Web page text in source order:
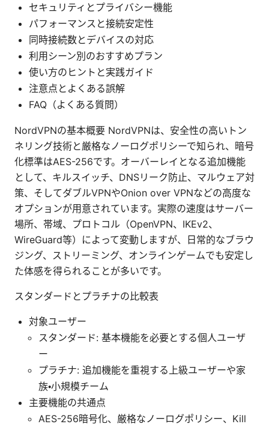
セキュリティとプライバシー機能
パフォーマンスと接続安定性
同時接続数とデバイスの対応
利用シーン別のおすすめプラン
使い方のヒントと実践ガイド
注意点とよくある誤解
FAQ（よくある質問）
NordVPNの基本概要 NordVPNは、安全性の高いトン
ネリング技術と厳格なノーログポリシーで知られ、暗号
化標準はAES-256です。オーバーレイとなる追加機能
として、キルスイッチ、DNSリーク防止、マルウェア対
策、そしてダブルVPNやOnion over VPNなどの高度な
オプションが用意されています。実際の速度はサーバー
場所、帯域、プロトコル（OpenVPN、IKEv2、
WireGuard等）によって変動しますが、日常的なブラウ
ジング、ストリーミング、オンラインゲームでも安定し
た体感を得られることが多いです。
スタンダードとプラチナの比較表
対象ユーザー
スタンダード: 基本機能を必要とする個人ユーザ
ー
プラチナ: 追加機能を重視する上級ユーザーや家
族・小規模チーム
主要機能の共通点
AES-256暗号化、厳格なノーログポリシー、Kill